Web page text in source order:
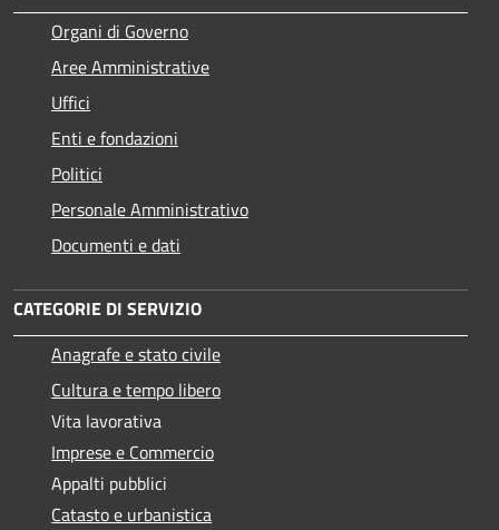
Organi di Governo
Aree Amministrative
Uffici
Enti e fondazioni
Politici
Personale Amministrativo
Documenti e dati
CATEGORIE DI SERVIZIO
Anagrafe e stato civile
Cultura e tempo libero
Vita lavorativa
Imprese e Commercio
Appalti pubblici
Catasto e urbanistica